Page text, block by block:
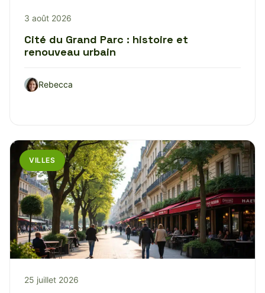
3 août 2026
Cité du Grand Parc : histoire et
renouveau urbain
Rebecca
VILLES
25 juillet 2026